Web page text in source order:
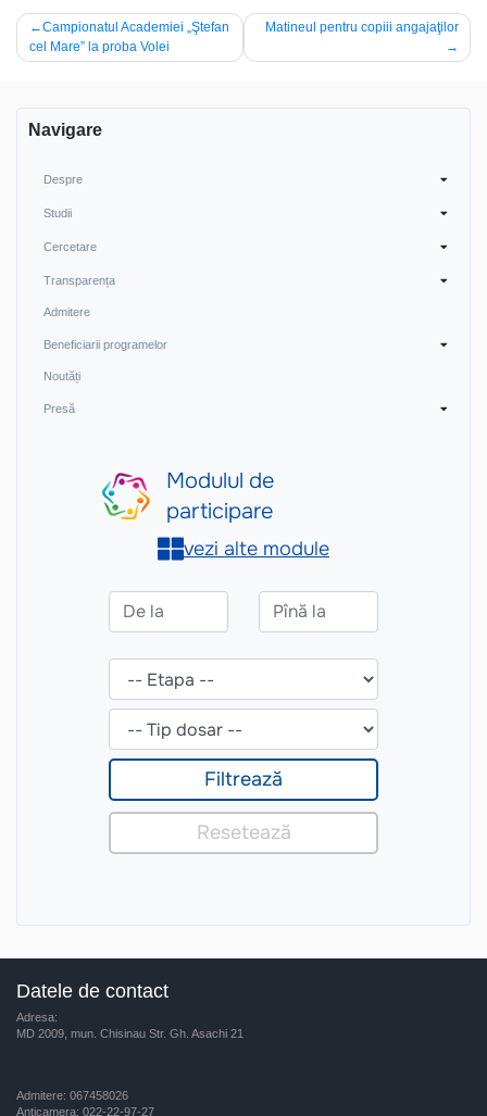
Navigare
în
Campionatul Academiei „Ştefan
cel Mare” la proba Volei
Matineul pentru copiii angajaţilor
Navigare
Despre
Studii
Cercetare
Transparența
Admitere
Beneficiarii programelor
Noutăți
Presă
Datele de contact
Adresa:
MD 2009, mun. Chisinau Str. Gh. Asachi 21
Admitere: 067458026
Anticamera: 022-22-97-27